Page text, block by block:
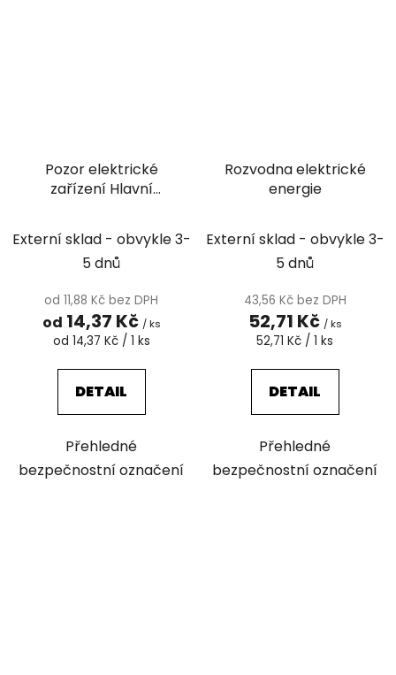
Pozor elektrické
zařízení Hlavní
nebezpečí Nehas
vodou ani pěnovými
přístroji
Externí sklad - obvykle 3-
5 dnů
od 11,88 Kč bez DPH
od 14,37 Kč / ks
Měrná
od 14,37 Kč / 1 ks
DETAIL
Přehledné
bezpečnostní označení
Rozvodna elektrické
energie
Externí sklad - obvykle 3-
5 dnů
43,56 Kč bez DPH
52,71 Kč / ks
Měrná
52,71 Kč / 1 ks
DETAIL
Přehledné
bezpečnostní označení